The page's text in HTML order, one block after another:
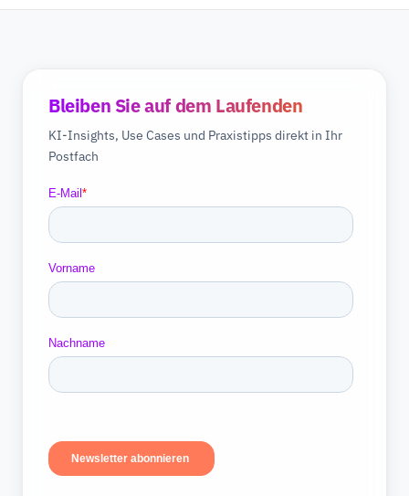
Bleiben Sie auf dem Laufenden
KI-Insights, Use Cases und Praxistipps direkt in Ihr
Postfach